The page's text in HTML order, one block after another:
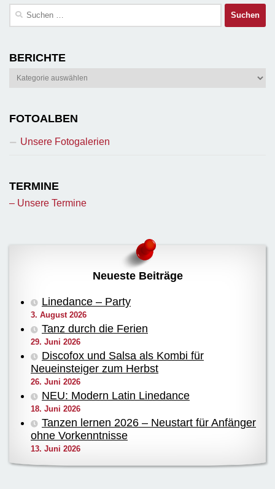
Suchen
BERICHTE
Berichte
FOTOALBEN
Unsere Fotogalerien
TERMINE
– Unsere Termine
Neueste Beiträge
Linedance – Party
3. August 2026
Tanz durch die Ferien
29. Juni 2026
Discofox und Salsa als Kombi für
Neueinsteiger zum Herbst
26. Juni 2026
NEU: Modern Latin Linedance
18. Juni 2026
Tanzen lernen 2026 – Neustart für Anfänger
ohne Vorkenntnisse
13. Juni 2026